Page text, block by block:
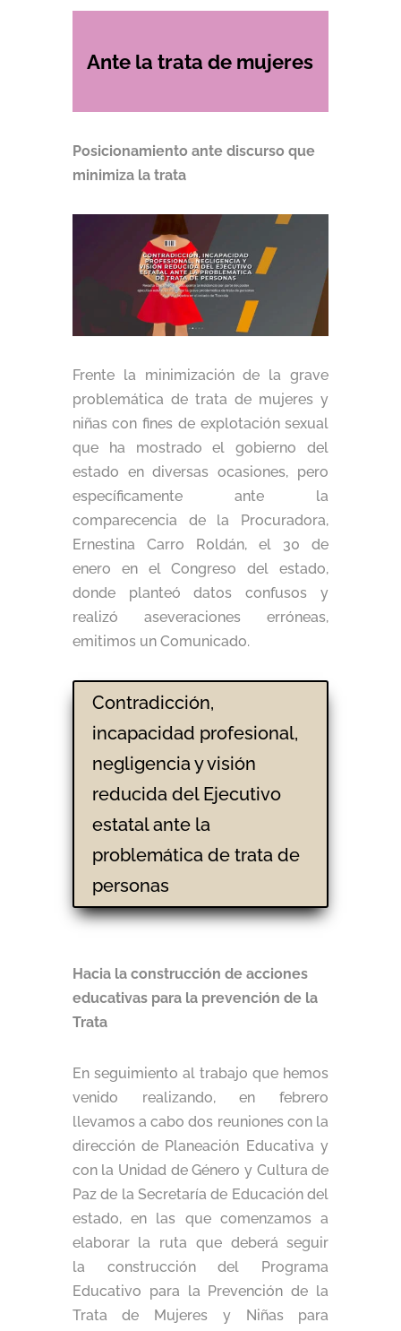
Ante la trata de mujeres
Posicionamiento ante discurso que
minimiza la trata
Frente la minimización de la grave
problemática de trata de mujeres y
niñas con fines de explotación sexual
que ha mostrado el gobierno del
estado en diversas ocasiones, pero
específicamente ante la
comparecencia de la Procuradora,
Ernestina Carro Roldán, el 30 de
enero en el Congreso del estado,
donde planteó datos confusos y
realizó aseveraciones erróneas,
emitimos un Comunicado.
Contradicción,
incapacidad profesional,
negligencia y visión
reducida del Ejecutivo
estatal ante la
problemática de trata de
personas
Hacia la construcción de acciones
educativas para la prevención de la
Trata
En seguimiento al trabajo que hemos
venido realizando, en febrero
llevamos a cabo dos reuniones con la
dirección de Planeación Educativa y
con la Unidad de Género y Cultura de
Paz de la Secretaría de Educación del
estado, en las que comenzamos a
elaborar la ruta que deberá seguir
la construcción del Programa
Educativo para la Prevención de la
Trata de Mujeres y Niñas para